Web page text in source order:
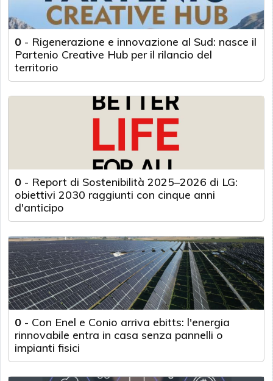
0 - Rigenerazione e innovazione al Sud: nasce il
Partenio Creative Hub per il rilancio del
territorio
0 - Report di Sostenibilità 2025–2026 di LG:
obiettivi 2030 raggiunti con cinque anni
d'anticipo
0 - Con Enel e Conio arriva ebitts: l'energia
rinnovabile entra in casa senza pannelli o
impianti fisici